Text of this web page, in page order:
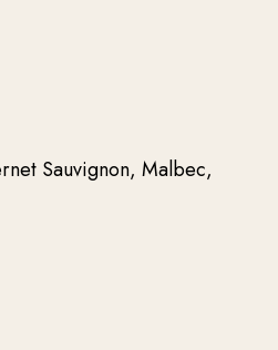
Sauvignon, Malbec,